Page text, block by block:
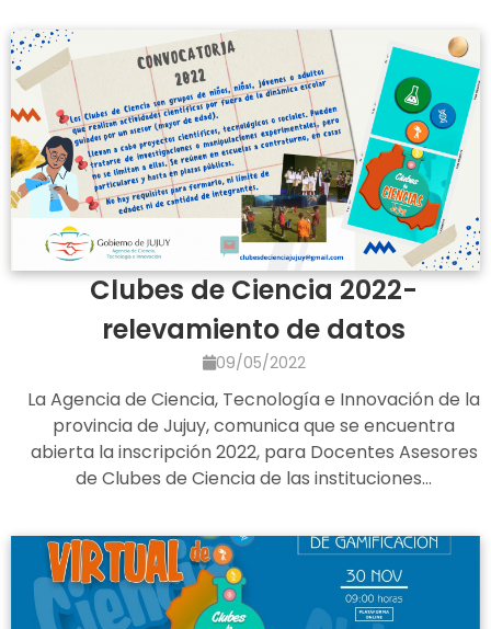
Clubes de Ciencia 2022-
relevamiento de datos
09/05/2022
La Agencia de Ciencia, Tecnología e Innovación de la
provincia de Jujuy, comunica que se encuentra
abierta la inscripción 2022, para Docentes Asesores
de Clubes de Ciencia de las instituciones…